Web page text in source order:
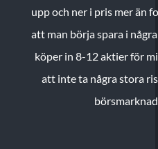
upp och ner i pris mer än
att man börja spara i
köper in 8-12 aktier för
att inte ta några stora